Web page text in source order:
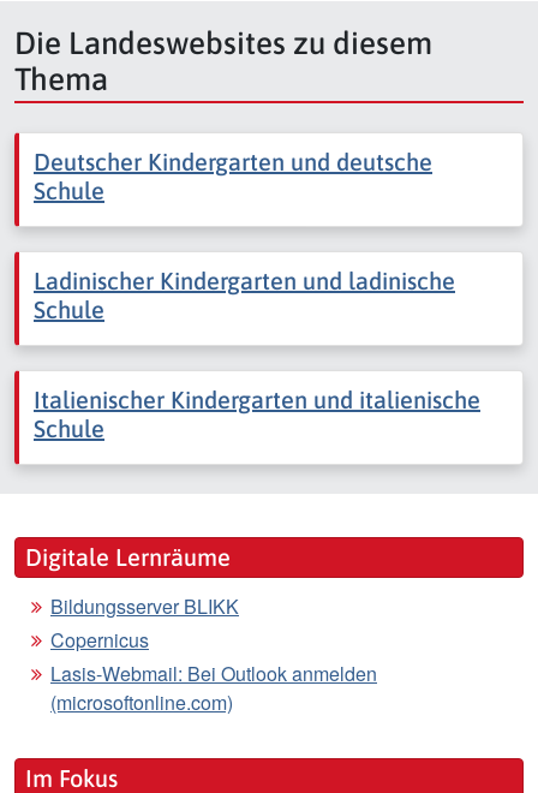
Die Landeswebsites zu diesem
Thema
Deutscher Kindergarten und deutsche
Schule
Ladinischer Kindergarten und ladinische
Schule
Italienischer Kindergarten und italienische
Schule
Digitale Lernräume
Bildungsserver BLIKK
Copernicus
Lasis-Webmail: Bei Outlook anmelden
(microsoftonline.com)
Im Fokus